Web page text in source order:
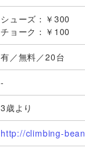
シューズ：￥300
チョーク：￥100
有／無料／20台
-
3歳より
http://climbing-